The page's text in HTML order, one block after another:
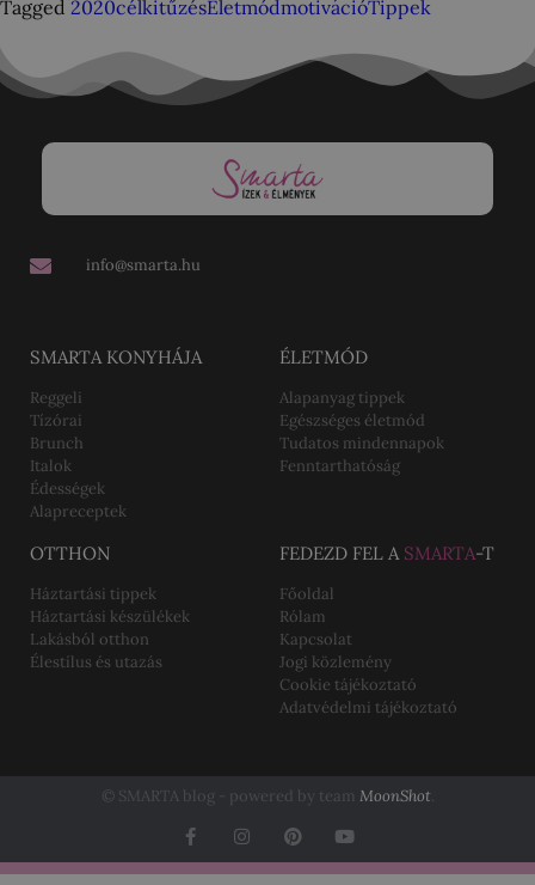
Tagged 2020célkitűzésÉletmódmotivációTippek
info@smarta.hu
SMARTA KONYHÁJA
Reggeli
Tízórai
Brunch
Italok
Édességek
Alapreceptek
ÉLETMÓD
Alapanyag tippek
Egészséges életmód
Tudatos mindennapok
Fenntarthatóság
OTTHON
Háztartási tippek
Háztartási készülékek
Lakásból otthon
Élestílus és utazás
FEDEZD FEL A SMARTA-T
Főoldal
Rólam
Kapcsolat
Jogi közlemény
Cookie tájékoztató
Adatvédelmi tájékoztató
© SMARTA blog - powered by team MoonShot.